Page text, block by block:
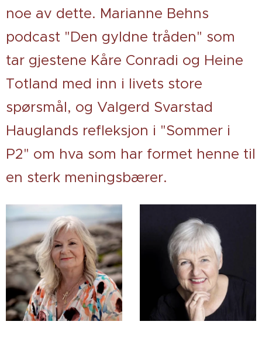
noe av dette. Marianne Behns
podcast "Den gyldne tråden" som
tar gjestene Kåre Conradi og Heine
Totland med inn i livets store
spørsmål, og Valgerd Svarstad
Hauglands refleksjon i "Sommer i
P2" om hva som har formet henne til
en sterk meningsbærer.